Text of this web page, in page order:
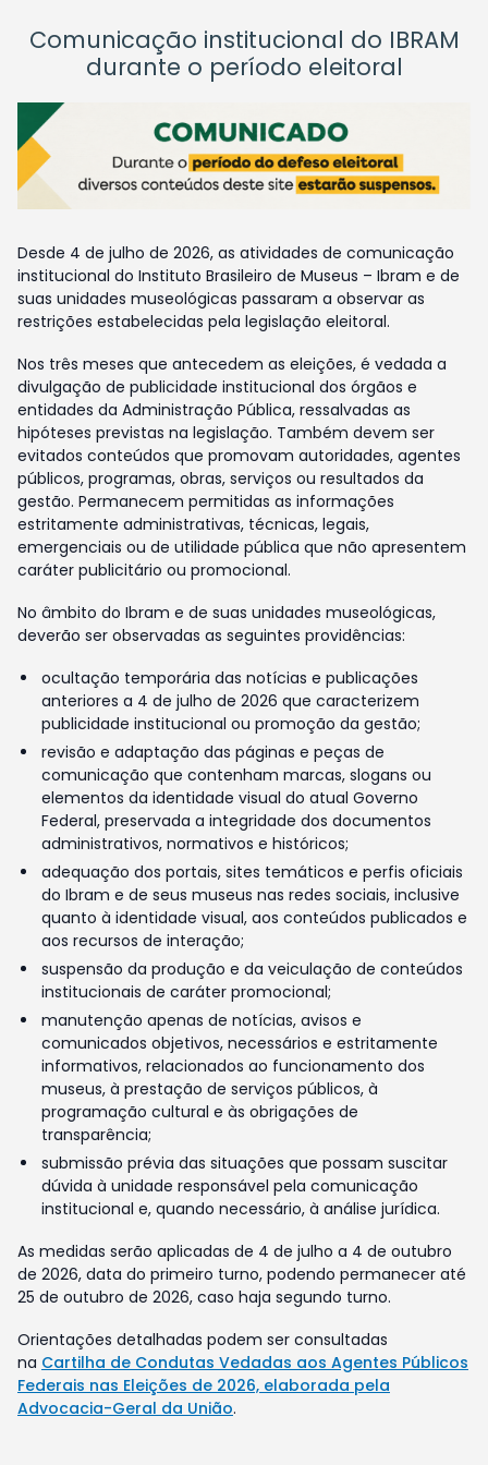
Comunicação institucional do IBRAM
durante o período eleitoral
Desde 4 de julho de 2026, as atividades de comunicação
institucional do Instituto Brasileiro de Museus – Ibram e de
suas unidades museológicas passaram a observar as
restrições estabelecidas pela legislação eleitoral.
Nos três meses que antecedem as eleições, é vedada a
divulgação de publicidade institucional dos órgãos e
entidades da Administração Pública, ressalvadas as
hipóteses previstas na legislação. Também devem ser
evitados conteúdos que promovam autoridades, agentes
públicos, programas, obras, serviços ou resultados da
gestão. Permanecem permitidas as informações
estritamente administrativas, técnicas, legais,
emergenciais ou de utilidade pública que não apresentem
caráter publicitário ou promocional.
No âmbito do Ibram e de suas unidades museológicas,
deverão ser observadas as seguintes providências:
ocultação temporária das notícias e publicações
anteriores a 4 de julho de 2026 que caracterizem
publicidade institucional ou promoção da gestão;
revisão e adaptação das páginas e peças de
comunicação que contenham marcas, slogans ou
elementos da identidade visual do atual Governo
Federal, preservada a integridade dos documentos
administrativos, normativos e históricos;
adequação dos portais, sites temáticos e perfis oficiais
do Ibram e de seus museus nas redes sociais, inclusive
quanto à identidade visual, aos conteúdos publicados e
aos recursos de interação;
suspensão da produção e da veiculação de conteúdos
institucionais de caráter promocional;
manutenção apenas de notícias, avisos e
comunicados objetivos, necessários e estritamente
informativos, relacionados ao funcionamento dos
museus, à prestação de serviços públicos, à
programação cultural e às obrigações de
transparência;
submissão prévia das situações que possam suscitar
dúvida à unidade responsável pela comunicação
institucional e, quando necessário, à análise jurídica.
As medidas serão aplicadas de 4 de julho a 4 de outubro
de 2026, data do primeiro turno, podendo permanecer até
25 de outubro de 2026, caso haja segundo turno.
Orientações detalhadas podem ser consultadas
na Cartilha de Condutas Vedadas aos Agentes Públicos
Federais nas Eleições de 2026, elaborada pela
Advocacia-Geral da União.